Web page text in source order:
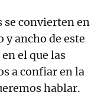
se convierten en
ancho de este
el que las
a confiar en la
hablar.